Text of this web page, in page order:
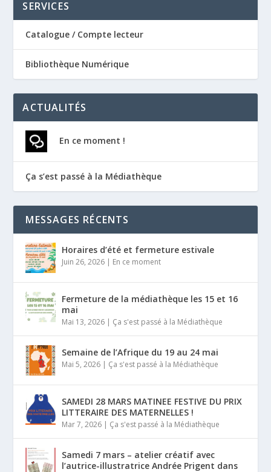
SERVICES
Catalogue / Compte lecteur
Bibliothèque Numérique
ACTUALITÉS
En ce moment !
Ça s’est passé à la Médiathèque
MESSAGES RÉCENTS
Horaires d’été et fermeture estivale
Juin 26, 2026 | En ce moment
Fermeture de la médiathèque les 15 et 16
mai
Mai 13, 2026 | Ça s'est passé à la Médiathèque
Semaine de l’Afrique du 19 au 24 mai
Mai 5, 2026 | Ça s'est passé à la Médiathèque
SAMEDI 28 MARS MATINEE FESTIVE DU PRIX
LITTERAIRE DES MATERNELLES !
Mar 7, 2026 | Ça s'est passé à la Médiathèque
Samedi 7 mars – atelier créatif avec
l’autrice-illustratrice Andrée Prigent dans